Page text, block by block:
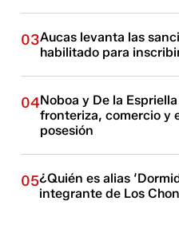
03Aucas levanta las
habilitado para
04Noboa y De la
fronteriza, comercio y
posesión
05¿Quién es alias
integrante de Los